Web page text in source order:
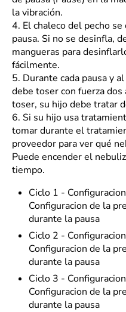
la vibración.
4. El chaleco del pecho
pausa. Si no se desinfla,
mangueras para
fácilmente.
5. Durante cada pausa y
debe toser con fuerza
toser, su hijo debe tratar
6. Si su hijo usa
tomar durante el
proveedor para ver qué
Puede encender el
tiempo.
Ciclo 1 -
Configuracion de la
durante la pausa
Ciclo 2 -
Configuracion de la
durante la pausa
Ciclo 3 -
Configuracion de la
durante la pausa